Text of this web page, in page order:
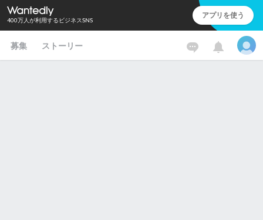
400万人が利用するビジネスSNS アプリを使う
募集 ストーリー